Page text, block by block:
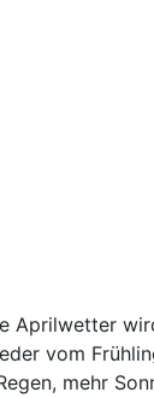
Aprilwetter
vom
mehr